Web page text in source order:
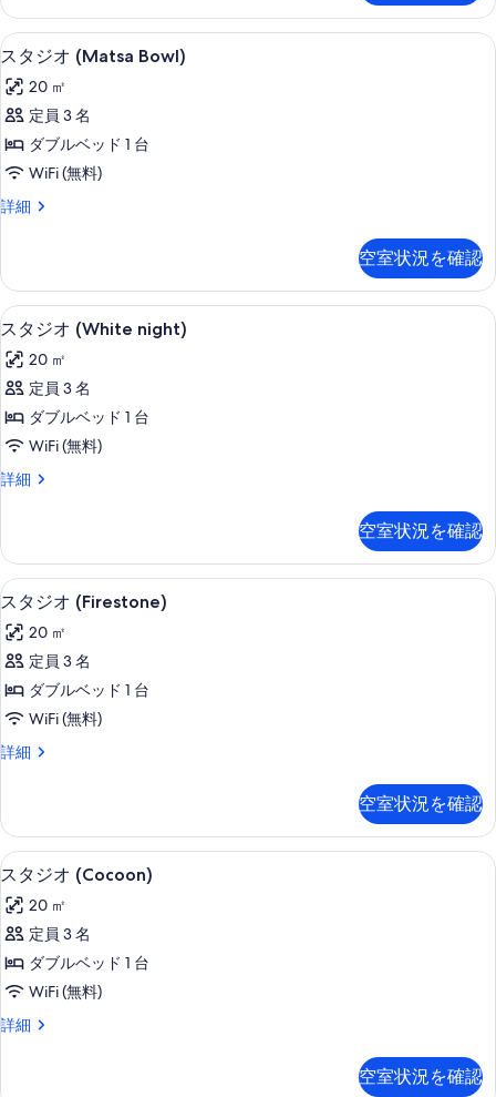
て
の
写
真
を
表
示
(Gold
finger)
の
細
ス
タ
ジ
オ
(Matsa
Bowl)
の
て
の
写
真
を
表
示
8
スタジオ (Matsa Bowl)
20 ㎡
定員 3 名
ダブルベッド 1 台
WiFi (無料)
詳細
ス
(Matsa
Bowl)
の
細
空室状況を確認
ス
タ
ジ
オ
(White
night)
の
て
の
写
真
を
表
示
7
スタジオ (White night)
20 ㎡
定員 3 名
ダブルベッド 1 台
WiFi (無料)
詳細
ス
(White
night)
の
細
空室状況を確認
ス
タ
ジ
オ
(Firestone)
の
す
て
の
写
真
を
表
示
す
5
スタジオ (Firestone)
20 ㎡
定員 3 名
ダブルベッド 1 台
WiFi (無料)
詳細
ス
(Firestone)
の
詳
空室状況を確認
ス
タ
ジ
オ
(Cocoon)
の
す
て
5
スタジオ (Cocoon)
20 ㎡
定員 3 名
ダブルベッド 1 台
WiFi (無料)
詳細
ス
空室状況を確認